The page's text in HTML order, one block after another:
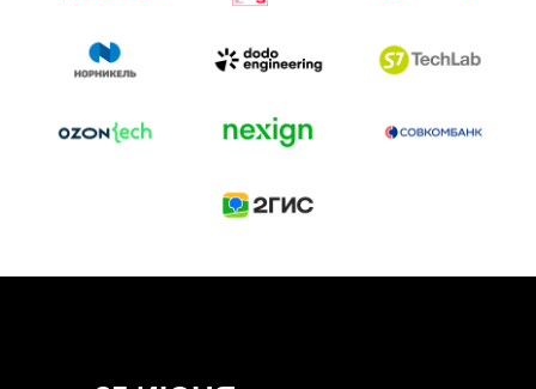
к построению бизнеса и созданию технологий под
И БИТВА АГЕНТОВ